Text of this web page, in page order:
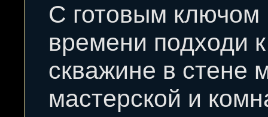
С готовым ключом
времени подходи к
скважине в стене
мастерской и